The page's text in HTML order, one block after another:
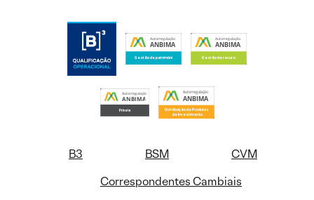
B3 BSM
CVM
Correspondentes Cambiais